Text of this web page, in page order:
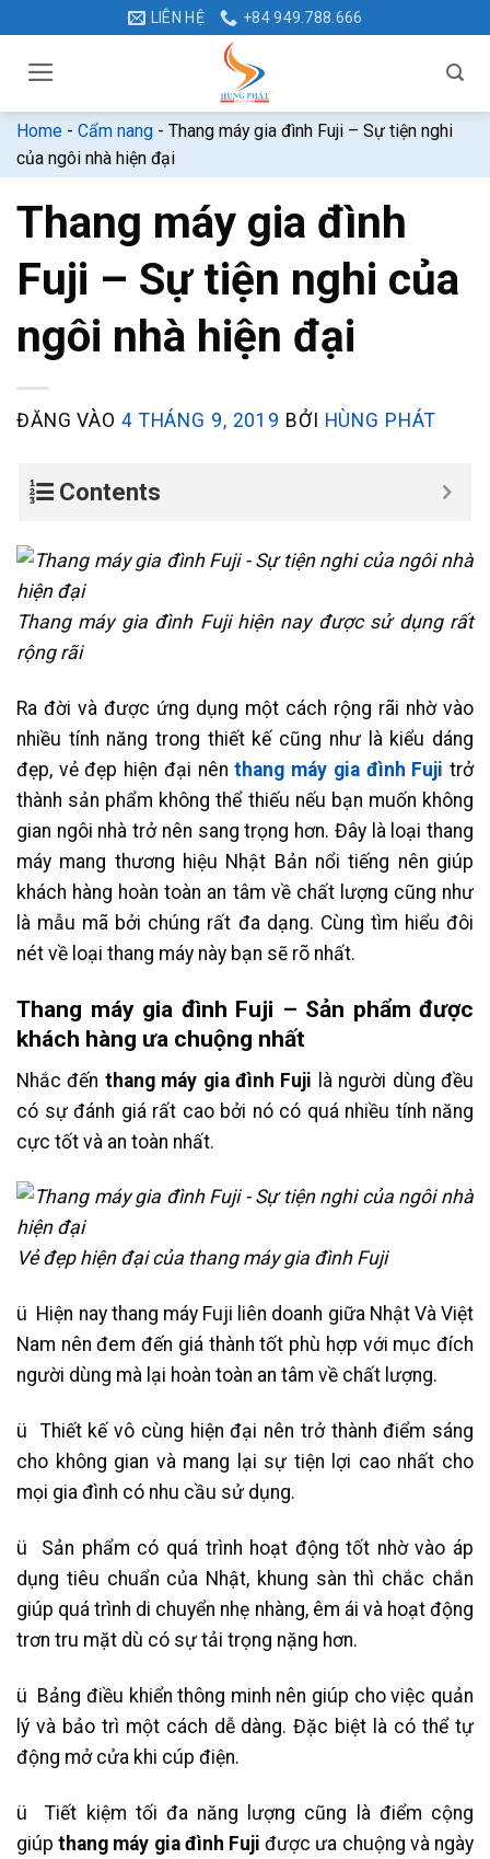
dung
LIÊN HỆ +84 949.788.666
Home - Cẩm nang - Thang máy gia đình Fuji – Sự tiện nghi
của ngôi nhà hiện đại
Thang máy gia đình
Fuji – Sự tiện nghi của
ngôi nhà hiện đại
ĐĂNG VÀO 4 THÁNG 9, 2019 BỞI HÙNG PHÁT
Contents
Thang máy gia đình Fuji hiện nay được sử dụng rất
rộng rãi
Ra đời và được ứng dụng một cách rộng rãi nhờ vào
nhiều tính năng trong thiết kế cũng như là kiểu dáng
đẹp, vẻ đẹp hiện đại nênthang máy gia đình Fuji trở
thành sản phẩm không thể thiếu nếu bạn muốn không
gian ngôi nhà trở nên sang trọng hơn. Đây là loại thang
máy mang thương hiệu Nhật Bản nổi tiếng nên giúp
khách hàng hoàn toàn an tâm về chất lượng cũng như
là mẫu mã bởi chúng rất đa dạng. Cùng tìm hiểu đôi
nét về loại thang máy này bạn sẽ rõ nhất.
Thang máy gia đình Fuji – Sản phẩm được
khách hàng ưa chuộng nhất
Nhắc đến thang máy gia đình Fuji là người dùng đều
có sự đánh giá rất cao bởi nó có quá nhiều tính năng
cực tốt và an toàn nhất.
Vẻ đẹp hiện đại của thang máy gia đình Fuji
ü Hiện nay thang máy Fuji liên doanh giữa Nhật Và Việt
Nam nên đem đến giá thành tốt phù hợp với mục đích
người dùng mà lại hoàn toàn an tâm về chất lượng.
ü Thiết kế vô cùng hiện đại nên trở thành điểm sáng
cho không gian và mang lại sự tiện lợi cao nhất cho
mọi gia đình có nhu cầu sử dụng.
ü Sản phẩm có quá trình hoạt động tốt nhờ vào áp
dụng tiêu chuẩn của Nhật, khung sàn thì chắc chắn
giúp quá trình di chuyển nhẹ nhàng, êm ái và hoạt động
trơn tru mặt dù có sự tải trọng nặng hơn.
ü Bảng điều khiển thông minh nên giúp cho việc quản
lý và bảo trì một cách dễ dàng. Đặc biệt là có thể tự
động mở cửa khi cúp điện.
ü Tiết kiệm tối đa năng lượng cũng là điểm cộng
giúpthang máy gia đình Fuji được ưa chuộng và ngày